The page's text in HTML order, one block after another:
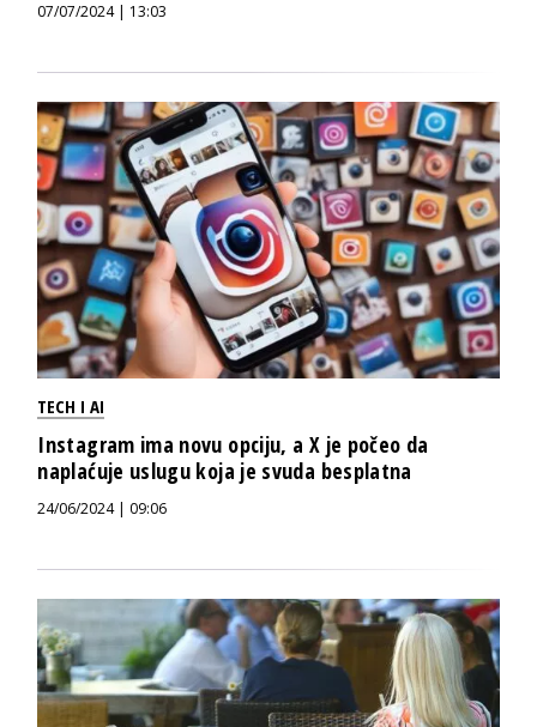
07/07/2024 | 13:03
TECH I AI
Instagram ima novu opciju, a X je počeo da
naplaćuje uslugu koja je svuda besplatna
24/06/2024 | 09:06